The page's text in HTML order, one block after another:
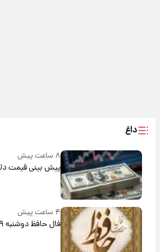
داغ
۸ ساعت پیش
پیش‌ بینی قیمت دلار دوشنبه
۴ ساعت پیش
فال حافظ دوشنبه ۱۹ مرداد ماه ۱۴۰۵